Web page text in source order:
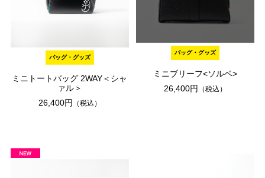
バッグ・グッズ
ミニトートバッグ 2WAY＜シャ
ァル＞
26,400円
（税込）
バッグ・グッズ
ミニブリーフ<ソルベ>
26,400円
（税込）